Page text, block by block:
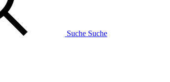
Suche Suche